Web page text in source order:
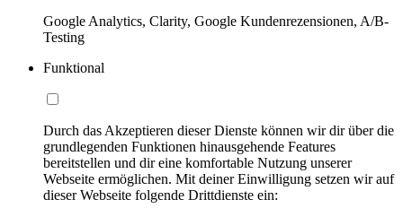
Google Analytics, Clarity, Google Kundenrezensionen, A/B-
Testing
Funktional
Durch das Akzeptieren dieser Dienste können wir dir über die
grundlegenden Funktionen hinausgehende Features
bereitstellen und dir eine komfortable Nutzung unserer
Webseite ermöglichen. Mit deiner Einwilligung setzen wir auf
dieser Webseite folgende Drittdienste ein: